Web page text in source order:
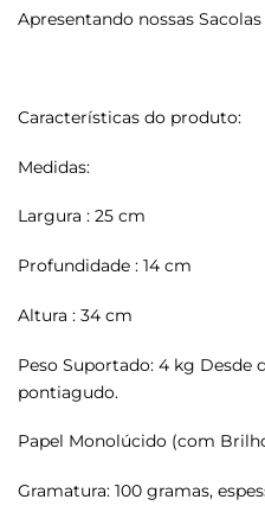
Apresentando nossas
Características do produto:
Medidas:
Largura : 25 cm
Profundidade : 14 cm
Altura : 34 cm
Peso Suportado: 4 kg Desde
pontiagudo.
Papel Monolúcido (com
Gramatura: 100 gramas,